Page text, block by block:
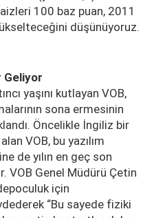
100 baz puan, 2011
düşünüyoruz.
Geliyor
yaşını kutlayan VOB,
sona ermesinin
Öncelikle İngiliz bir
VOB, bu yazılım
de yılın en geç son
VOB Genel Müdürü Çetin
için
“Bu sayede fiziki